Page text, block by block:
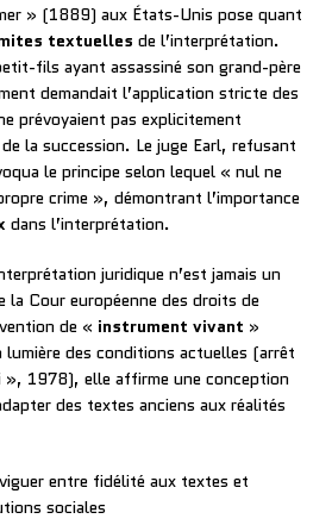
» (1889) aux États-Unis pose quant
textuelles de l’interprétation.
fils ayant assassiné son grand-père
demandait l’application stricte des
prévoyaient pas explicitement
la succession. Le juge Earl, refusant
le principe selon lequel « nul ne
crime », démontrant l’importance
dans l’interprétation.
juridique n’est jamais un
la Cour européenne des droits de
de « instrument vivant »
lumière des conditions actuelles (arrêt
», 1978), elle affirme une conception
des textes anciens aux réalités
entre fidélité aux textes et
sociales